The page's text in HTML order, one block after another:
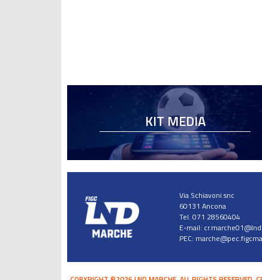
KIT MEDIA
Via Schiavoni snc
60131 Ancona
Tel. 071 28560404
E-mail:
PEC: